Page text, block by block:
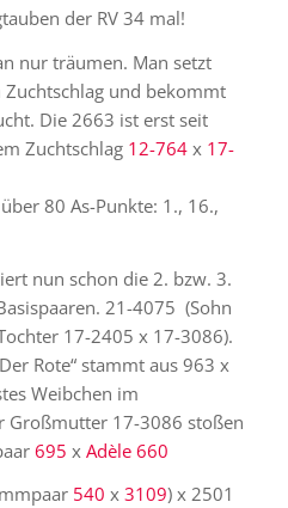
der RV 34 mal!
nur träumen. Man setzt
und bekommt
Die 2663 ist erst seit
Zuchtschlag 12-764x 17-
80 As-Punkte: 1., 16.,
nun schon die 2. bzw. 3.
21-4075 (Sohn
17-2405 x 17-3086).
Rote“ stammt aus 963 x
Weibchen im
Großmutter 17-3086 stoßen
695 x Adèle 660
540 x 3109) x 2501